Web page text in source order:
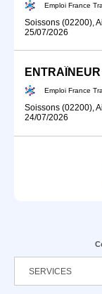
Emploi France
Soissons (02200),
25/07/2026
Emploi France
Soissons (02200),
24/07/2026
SERVICES